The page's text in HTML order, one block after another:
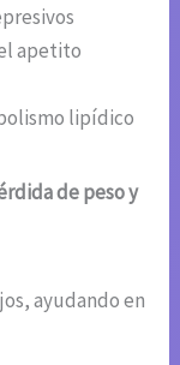
apetito
lipídico
de peso y
ayudando en